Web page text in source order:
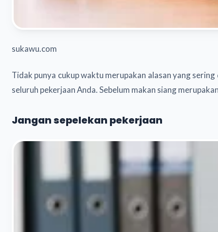
sukawu.com
Tidak punya cukup waktu merupakan alasan yang
seluruh pekerjaan Anda. Sebelum makan siang
Jangan sepelekan pekerjaan